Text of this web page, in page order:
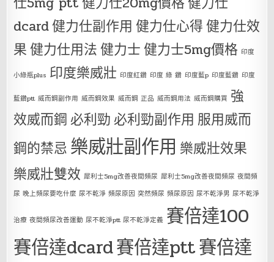
dcard健力仕副作用 健力仕心得健力仕效
果健力仕用法健力士健力士5mg價格 印度
小綠瓶plus 印度樂威壯 印度紅鑽 印度 綠 鑽 印度藍p 印度藍鑽 印度
藍鑽ptt 威而鋼副作用 威而鋼效果 威而鋼 正品 威而鋼用法 威而鋼購買 強
效威而鋼 必利勁 必利勁副作用 服用威而
鋼的禁忌 樂威壯副作用 樂威壯效果
樂威壯雙效 犀利士5mg改善夜間頻尿 犀利士5mg改善夜間頻尿 夜間頻
尿 晚上頻尿要吃什麼 尿不乾淨 頻尿原因 突然頻尿 頻尿原因 尿不乾淨男 尿不乾淨
治療 夜間頻尿改善運動 尿不乾淨ptt 尿不乾淨定義 賽倍達100
賽倍達dcard賽倍達ptt賽倍達